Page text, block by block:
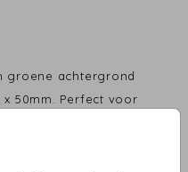
groene achtergrond
50mm. Perfect voor